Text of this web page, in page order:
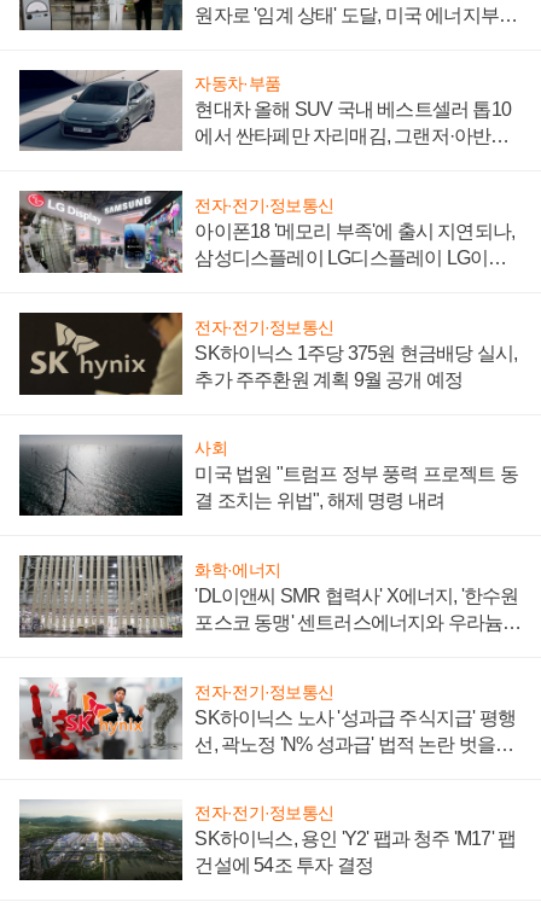
원자로 '임계 상태' 도달, 미국 에너지부
자동차·부품
현대차 올해 SUV 국내 베스트셀러 톱10
에서 싼타페만 자리매김, 그랜저·아반떼
전자·전기·정보통신
아이폰18 '메모리 부족'에 출시 지연되나,
삼성디스플레이 LG디스플레이 LG이노
전자·전기·정보통신
SK하이닉스 1주당 375원 현금배당 실시,
추가 주주환원 계획 9월 공개 예정
사회
미국 법원 "트럼프 정부 풍력 프로젝트 동
결 조치는 위법", 해제 명령 내려
화학·에너지
'DL이앤씨 SMR 협력사' X에너지, '한수원
포스코 동맹' 센트러스에너지와 우라늄
전자·전기·정보통신
SK하이닉스 노사 '성과급 주식지급' 평행
선, 곽노정 'N% 성과급' 법적 논란 벗을지
전자·전기·정보통신
SK하이닉스, 용인 'Y2' 팹과 청주 'M17' 팹
건설에 54조 투자 결정